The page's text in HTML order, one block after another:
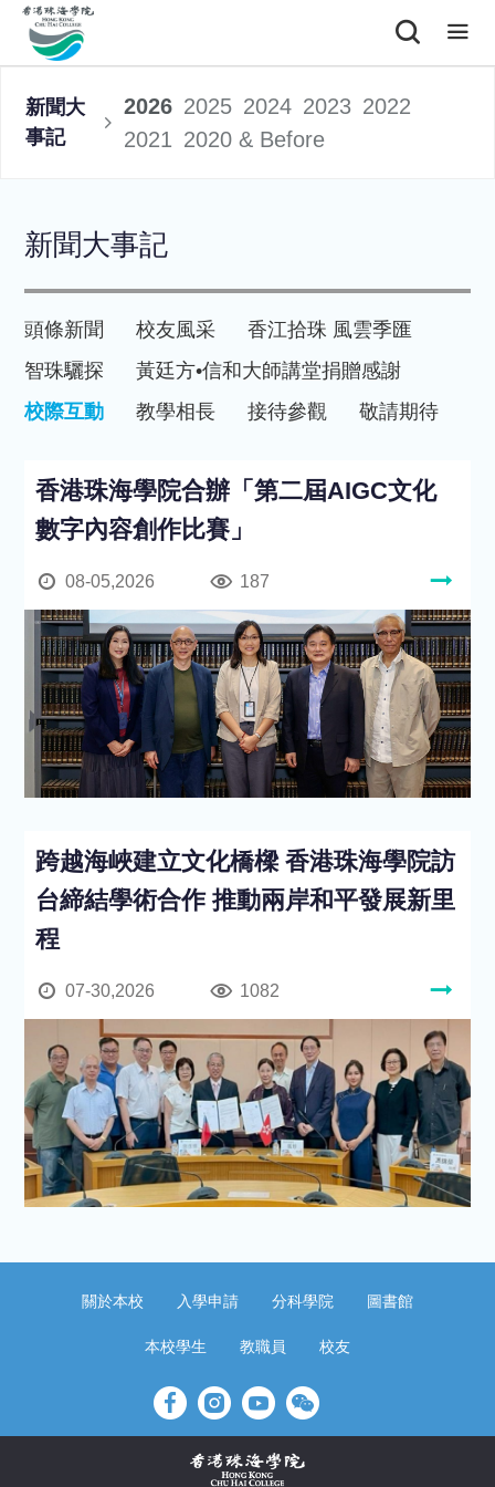
新聞大
事記
2026 2025 2024 2023 2022
2021 2020 & Before
新聞大事記
頭條新聞 校友風采
香江拾珠 風雲季匯
智珠驪探
黃廷方•信和大師講堂捐贈感謝
校際互動
教學相長 接待參觀 敬請期待
香港珠海學院合辦「第二屆AIGC文化
數字內容創作比賽」
08-05,2026 187
跨越海峽建立文化橋樑 香港珠海學院訪
台締結學術合作 推動兩岸和平發展新里
程
07-30,2026 1082
關於本校 入學申請 分科學院 圖書館
本校學生 教職員 校友